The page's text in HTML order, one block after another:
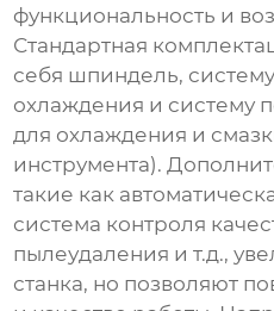
функциональность и
Стандартная
себя шпиндель,
охлаждения и систему
для охлаждения и
инструмента).
такие как
система контроля
пылеудаления и т.д.,
станка, но позволяют